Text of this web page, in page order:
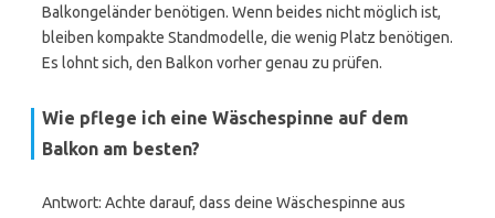
Balkongeländer benötigen. Wenn beides nicht möglich ist,
bleiben kompakte Standmodelle, die wenig Platz benötigen.
Es lohnt sich, den Balkon vorher genau zu prüfen.
Wie pflege ich eine Wäschespinne auf dem
Balkon am besten?
Antwort: Achte darauf, dass deine Wäschespinne aus